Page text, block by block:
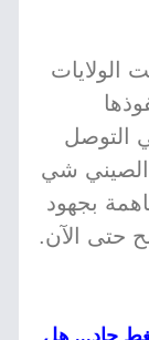
الولايات
التوصل
الصيني شي
بجهود
حتى الآن.